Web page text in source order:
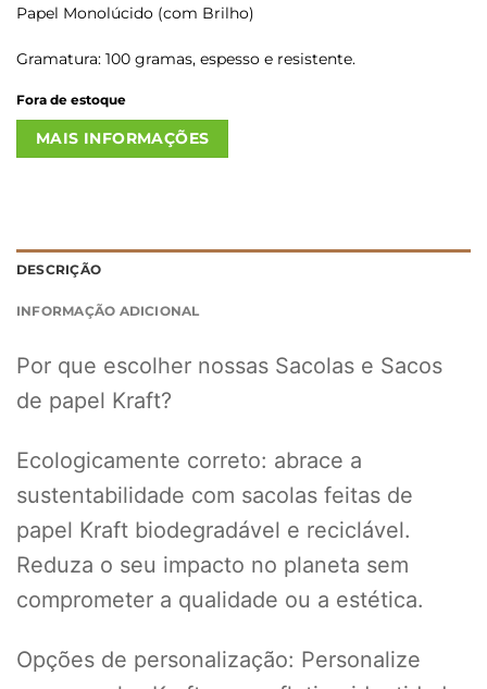
Papel Monolúcido (com Brilho)
Gramatura: 100 gramas, espesso e resistente.
Fora de estoque
MAIS INFORMAÇÕES
DESCRIÇÃO
INFORMAÇÃO ADICIONAL
Por que escolher nossas Sacolas e Sacos
de papel Kraft?
Ecologicamente correto: abrace a
sustentabilidade com sacolas feitas de
papel Kraft biodegradável e reciclável.
Reduza o seu impacto no planeta sem
comprometer a qualidade ou a estética.
Opções de personalização: Personalize